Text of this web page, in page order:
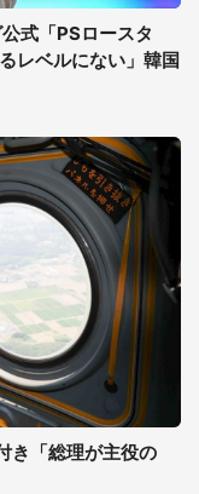
式「PSロースタ
レベルにない」韓国
き「総理が主役の